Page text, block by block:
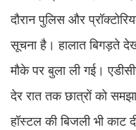
दौरान पुलिस और
सूचना है। हालात बिगड़ते
मौके पर बुला ली गई।
देर रात तक छात्रों को
हॉस्टल की बिजली भी काट